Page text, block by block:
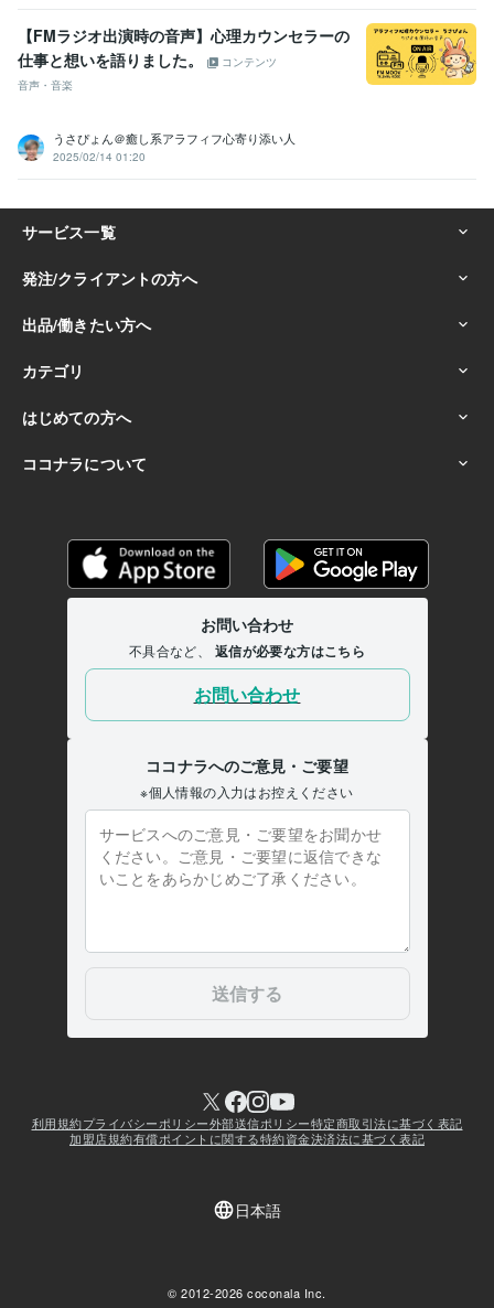
【FMラジオ出演時の音声】心理カウンセラーの
仕事と想いを語りました。
コンテンツ
音声・音楽
うさぴょん＠癒し系アラフィフ心寄り添い人
2025/02/14 01:20